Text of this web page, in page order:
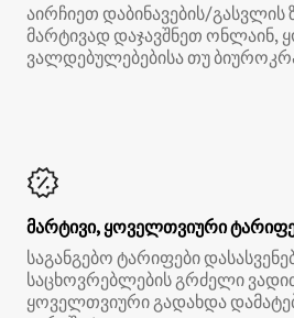
აირჩიეთ დაბინავების/
მარტივად დაჯავშნეთ ონლაინ,
ვალდებულებებისა თუ
მარტივი, ყოველთვიური
საგანგებო ტარიფები
საცხოვრებლების გრძელი
ყოველთვიური გადახდა